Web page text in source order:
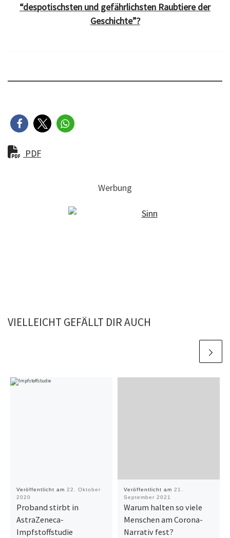
“despotischsten und gefährlichsten Raubtiere der
Geschichte”?
PDF
Werbung
VIELLEICHT GEFÄLLT DIR AUCH
Veröffentlicht am 22. Oktober
2020
Proband stirbt in
AstraZeneca-
Impfstoffstudie
Veröffentlicht am 21.
September 2021
Warum halten so viele
Menschen am Corona-
Narrativ fest?